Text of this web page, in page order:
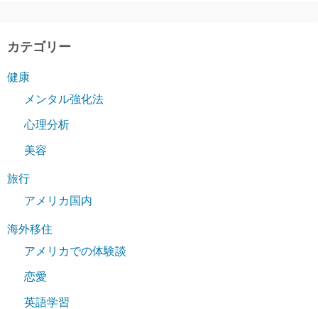
カテゴリー
健康
メンタル強化法
心理分析
美容
旅行
アメリカ国内
海外移住
アメリカでの体験談
恋愛
英語学習